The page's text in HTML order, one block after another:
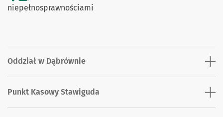
niepełnosprawnościami
Oddział w Dąbrównie
Punkt Kasowy Stawiguda